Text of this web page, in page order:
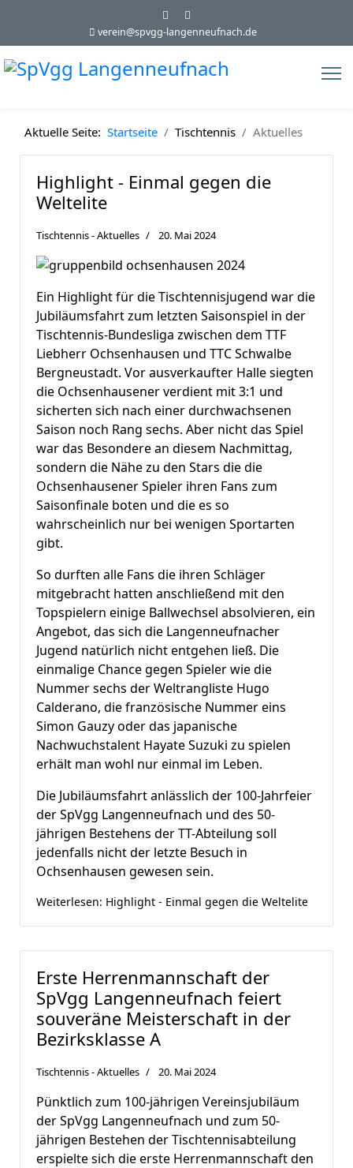
verein@spvgg-langenneufnach.de
Aktuelle Seite: Startseite Tischtennis Aktuelles
Highlight - Einmal gegen die
Weltelite
Tischtennis - Aktuelles 20. Mai 2024
Ein Highlight für die Tischtennisjugend war die
Jubiläumsfahrt zum letzten Saisonspiel in der
Tischtennis-Bundesliga zwischen dem TTF
Liebherr Ochsenhausen und TTC Schwalbe
Bergneustadt. Vor ausverkaufter Halle siegten
die Ochsenhausener verdient mit 3:1 und
sicherten sich nach einer durchwachsenen
Saison noch Rang sechs. Aber nicht das Spiel
war das Besondere an diesem Nachmittag,
sondern die Nähe zu den Stars die die
Ochsenhausener Spieler ihren Fans zum
Saisonfinale boten und die es so
wahrscheinlich nur bei wenigen Sportarten
gibt.
So durften alle Fans die ihren Schläger
mitgebracht hatten anschließend mit den
Topspielern einige Ballwechsel absolvieren, ein
Angebot, das sich die Langenneufnacher
Jugend natürlich nicht entgehen ließ. Die
einmalige Chance gegen Spieler wie die
Nummer sechs der Weltrangliste Hugo
Calderano, die französische Nummer eins
Simon Gauzy oder das japanische
Nachwuchstalent Hayate Suzuki zu spielen
erhält man wohl nur einmal im Leben.
Die Jubiläumsfahrt anlässlich der 100-Jahrfeier
der SpVgg Langenneufnach und des 50-
jährigen Bestehens der TT-Abteilung soll
jedenfalls nicht der letzte Besuch in
Ochsenhausen gewesen sein.
Weiterlesen: Highlight - Einmal gegen die Weltelite
Erste Herrenmannschaft der
SpVgg Langenneufnach feiert
souveräne Meisterschaft in der
Bezirksklasse A
Tischtennis - Aktuelles 20. Mai 2024
Pünktlich zum 100-jährigen Vereinsjubiläum
der SpVgg Langenneufnach und zum 50-
jährigen Bestehen der Tischtennisabteilung
erspielte sich die erste Herrenmannschaft den